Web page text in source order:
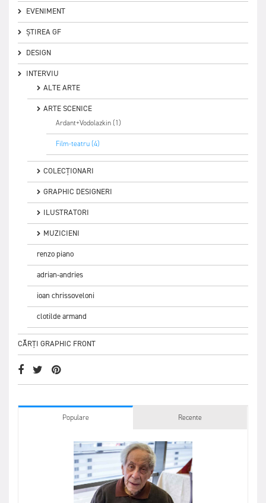
EVENIMENT
ȘTIREA GF
DESIGN
INTERVIU
ALTE ARTE
ARTE SCENICE
Ardant+Vodolazkin (1)
Film-teatru (4)
COLECȚIONARI
GRAPHIC DESIGNERI
ILUSTRATORI
MUZICIENI
renzo piano
adrian-andries
ioan chrissoveloni
clotilde armand
CĂRȚI GRAPHIC FRONT
Populare Recente